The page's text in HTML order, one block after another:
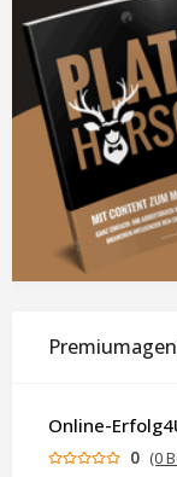
Online-
0 (0